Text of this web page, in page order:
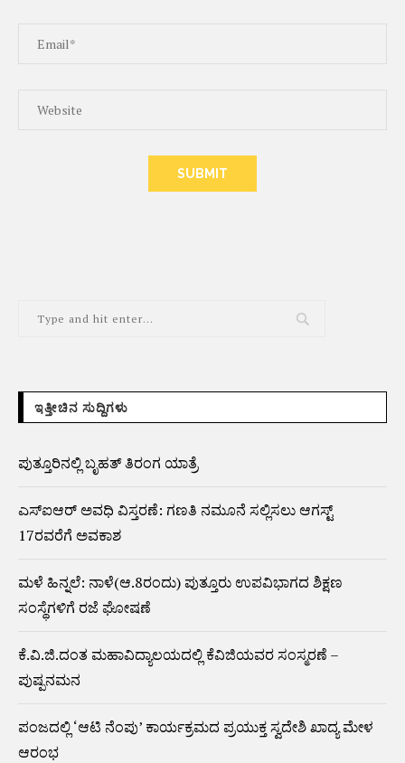
ಇತ್ತೀಚಿನ ಸುದ್ದಿಗಳು
ಪುತ್ತೂರಿನಲ್ಲಿ ಬೃಹತ್ ತಿರಂಗ ಯಾತ್ರೆ
ಎಸ್‌ಐಆರ್‌ ಅವಧಿ ವಿಸ್ತರಣೆ: ಗಣತಿ ನಮೂನೆ ಸಲ್ಲಿಸಲು ಆಗಸ್ಟ್‌
17ರವರೆಗೆ ಅವಕಾಶ
ಮಳೆ ಹಿನ್ನಲೆ: ನಾಳೆ(ಆ.8ರಂದು) ಪುತ್ತೂರು ಉಪವಿಭಾಗದ ಶಿಕ್ಷಣ
ಸಂಸ್ಥೆಗಳಿಗೆ ರಜೆ ಘೋಷಣೆ
ಕೆ.ವಿ.ಜಿ.ದಂತ ಮಹಾವಿದ್ಯಾಲಯದಲ್ಲಿ ಕೆವಿಜಿಯವರ ಸಂಸ್ಮರಣೆ –
ಪುಷ್ಪನಮನ
ಪಂಜದಲ್ಲಿ ‘ಆಟಿ ನೆಂಪು’ ಕಾರ್ಯಕ್ರಮದ ಪ್ರಯುಕ್ತ ಸ್ವದೇಶಿ ಖಾದ್ಯ ಮೇಳ
ಆರಂಭ